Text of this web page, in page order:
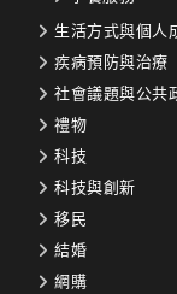
生活方式與個人
疾病預防與治療
社會議題與公共
禮物
科技
科技與創新
移民
結婚
網購